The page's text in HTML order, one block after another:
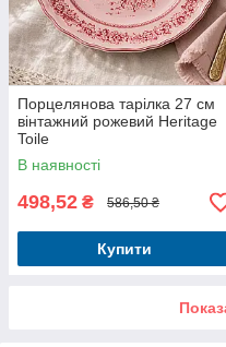
Порцелянова тарілка 27 см
вінтажний рожевий Heritage
Toile
В наявності
498,52 ₴ 586,50 ₴
Купити